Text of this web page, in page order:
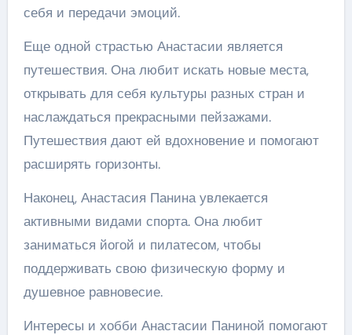
себя и передачи эмоций.
Еще одной страстью Анастасии является
путешествия. Она любит искать новые места,
открывать для себя культуры разных стран и
наслаждаться прекрасными пейзажами.
Путешествия дают ей вдохновение и помогают
расширять горизонты.
Наконец, Анастасия Панина увлекается
активными видами спорта. Она любит
заниматься йогой и пилатесом, чтобы
поддерживать свою физическую форму и
душевное равновесие.
Интересы и хобби Анастасии Паниной помогают